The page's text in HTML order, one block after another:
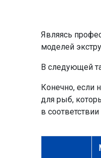
Являясь
моделей
В следующей
Конечно, если
для рыб,
в